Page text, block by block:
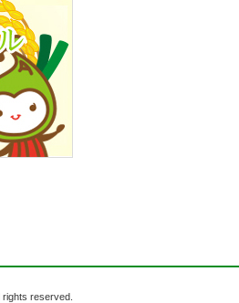
reserved.